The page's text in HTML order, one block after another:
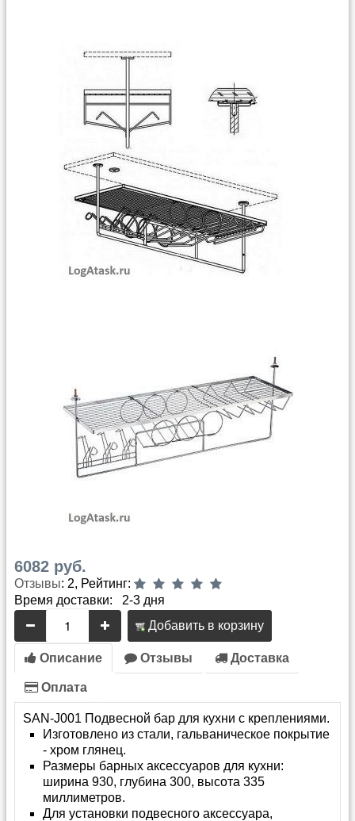
6082 руб.
Отзывы: 2, Рейтинг:
Время доставки: 2-3 дня
Добавить в корзину
Описание Отзывы Доставка
Оплата
SAN-J001 Подвесной бар для кухни с креплениями.
Изготовлено из стали, гальваническое покрытие
- хром глянец.
Размеры барных аксессуаров для кухни:
ширина 930, глубина 300, высота 335
миллиметров.
Для установки подвесного аксессуара,